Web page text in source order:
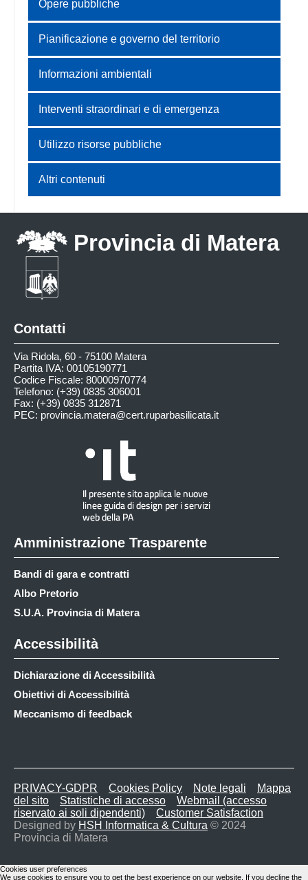
Opere pubbliche
Pianificazione e governo del territorio
Informazioni ambientali
Interventi straordinari e di emergenza
Utilizzo risorse pubbliche
Altri contenuti
Provincia di Matera
Contatti
Via Ridola, 60 - 75100 Matera
Partita IVA: 00105190771
Codice Fiscale: 80000970774
Telefono: (+39) 0835 306001
Fax: (+39) 0835 312871
PEC: provincia.matera@cert.ruparbasilicata.it
Amministrazione Trasparente
Bandi di gara e contratti
Albo Pretorio
S.U.A. Provincia di Matera
Accessibilità
Dichiarazione di Accessibilità
Obiettivi di Accessibilità
Meccanismo di feedback
PRIVACY-GDPR Cookies Policy Note legali
Mappa
del sito
Statistiche di accesso
Webmail (accesso
riservato ai soli dipendenti)
Customer Satisfaction
Designed by HSH Informatica & Cultura © 2024
Provincia di Matera
Cookies user preferences
We use cookies to ensure you to get the best experience on our website. If you decline the